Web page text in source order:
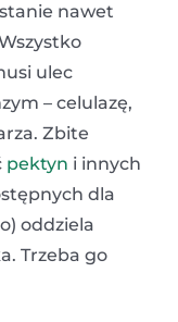
nawet
ulec
– celulazę,
Zbite
pektyn i innych
dla
oddziela
Trzeba go